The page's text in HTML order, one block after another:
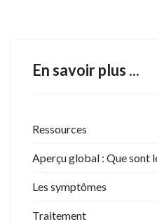
En savoir plus ...
Ressources
Aperçu global : Que sont
Les symptômes
Traitement